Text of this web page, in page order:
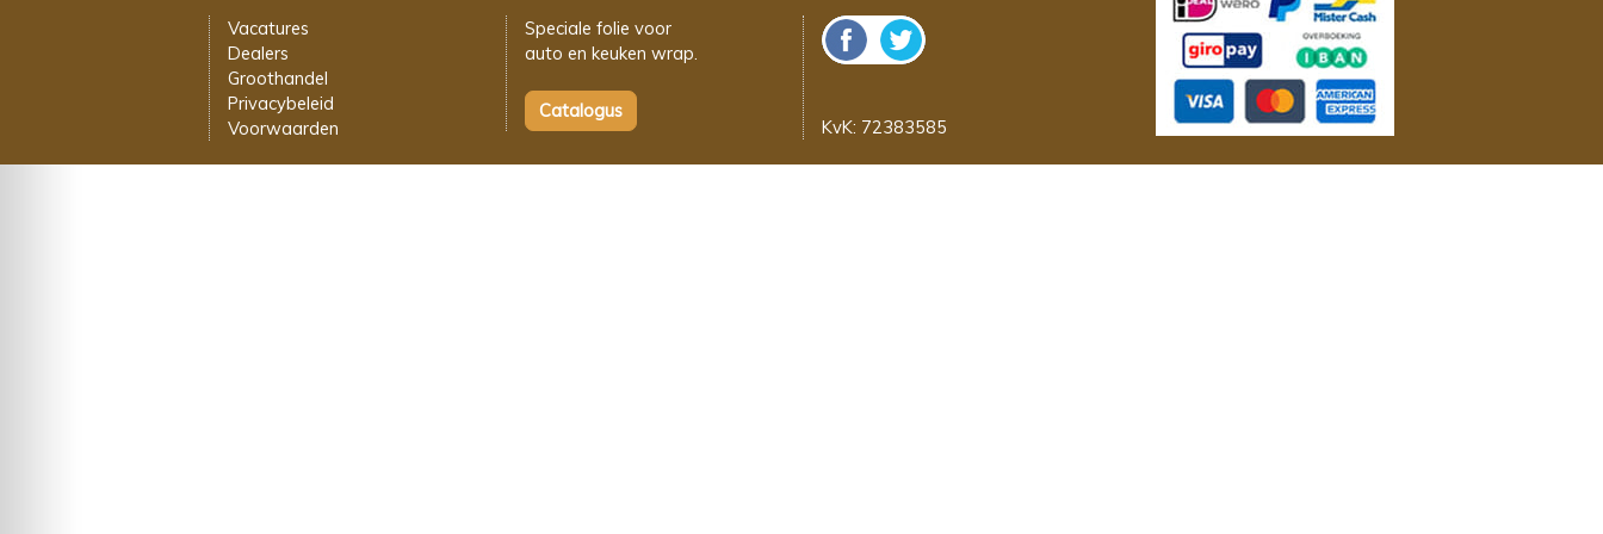
Vacatures
Dealers
Groothandel
Privacybeleid
Voorwaarden
Speciale folie voor
auto en keuken wrap.
KvK: 72383585